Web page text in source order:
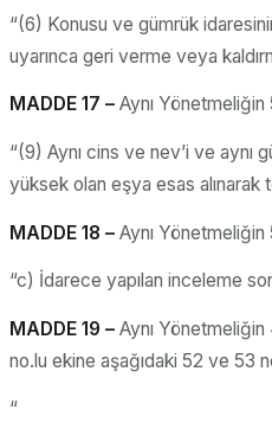
“(6) Konusu ve gümrük
uyarınca geri verme veya
MADDE 17 – Aynı
“(9) Aynı cins ve nev’i ve aynı
yüksek olan eşya esas alınarak
MADDE 18 – Aynı
“c) İdarece yapılan inceleme
MADDE 19 – Aynı
no.lu ekine aşağıdaki 52 ve 53
“